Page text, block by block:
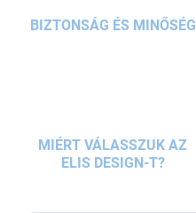
BIZTONSÁG ÉS MINŐSÉG
MIÉRT VÁLASSZUK AZ
ELIS DESIGN-T?